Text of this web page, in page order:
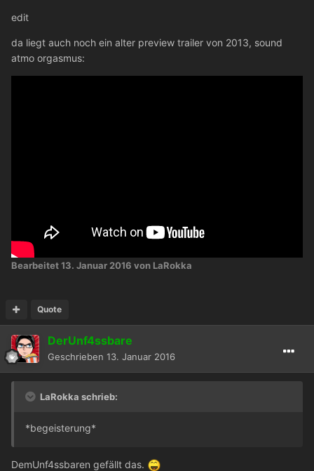
edit
da liegt auch noch ein alter preview trailer von 2013, sound
atmo orgasmus:
Bearbeitet13. Januar 2016 von LaRokka
Quote
DerUnf4ssbare
Geschrieben 13. Januar 2016
LaRokka schrieb:
*begeisterung*
DemUnf4ssbaren gefällt das.